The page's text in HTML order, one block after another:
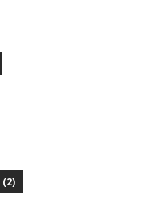
(2)